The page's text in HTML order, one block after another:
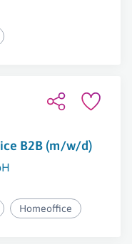
B2B (m/w/d)
Homeoffice